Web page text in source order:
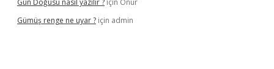
Gün Doğusu nasıl yazılır ? için Onur
Gümüş renge ne uyar ? için admin